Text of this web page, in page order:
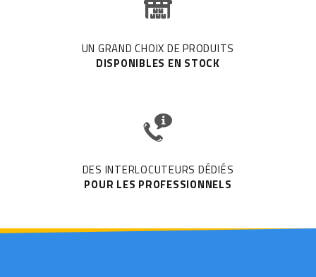
UN GRAND CHOIX DE PRODUITS
DISPONIBLES EN STOCK
DES INTERLOCUTEURS DÉDIÉS
POUR LES PROFESSIONNELS